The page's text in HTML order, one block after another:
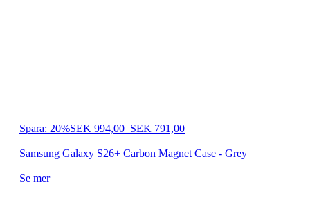
Spara: 20%SEK 994,00 SEK 791,00
Samsung Galaxy S26+ Carbon Magnet Case - Grey
Se mer